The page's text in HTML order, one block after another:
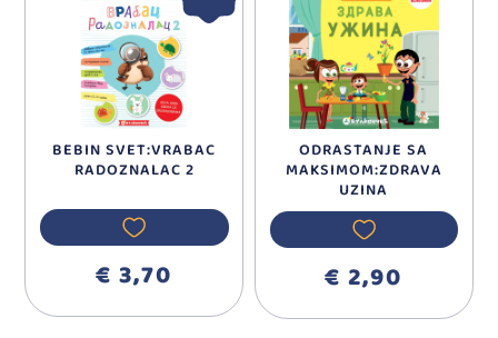
BEBIN SVET:VRABAC
RADOZNALAC 2
€ 3,70
ODRASTANJE SA
MAKSIMOM:ZDRAVA
UZINA
€ 2,90